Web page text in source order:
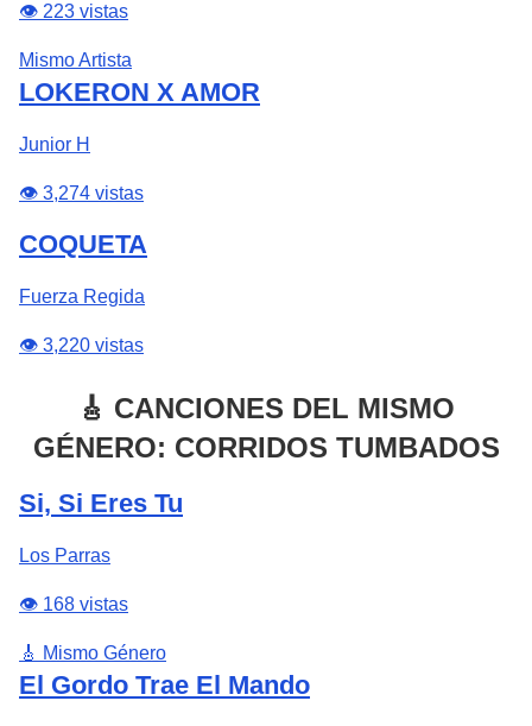
👁️ 223 vistas
Mismo Artista
LOKERON X AMOR
Junior H
👁️ 3,274 vistas
COQUETA
Fuerza Regida
👁️ 3,220 vistas
🎸 CANCIONES DEL MISMO
GÉNERO: CORRIDOS TUMBADOS
Si, Si Eres Tu
Los Parras
👁️ 168 vistas
🎸 Mismo Género
El Gordo Trae El Mando